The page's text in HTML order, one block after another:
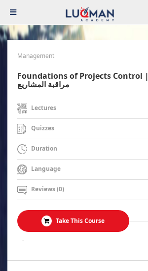
Management
Foundations of Projects Control | أسس ومهام
مراقبة المشاريع
Lectures
Quizzes
Duration
Language
Reviews (0)
Take This Course
.